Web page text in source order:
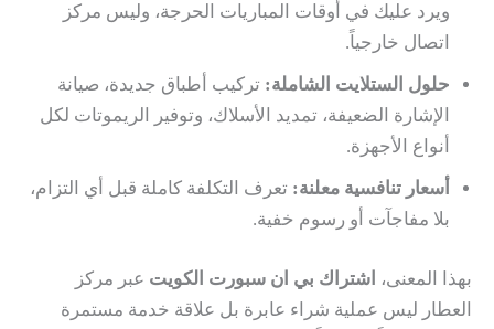
ويرد عليك في أوقات المباريات الحرجة، وليس مركز
اتصال خارجياً.
حلول الستلايت الشاملة: تركيب أطباق جديدة، صيانة
الإشارة الضعيفة، تمديد الأسلاك، وتوفير الريموتات لكل
أنواع الأجهزة.
أسعار تنافسية معلنة: تعرف التكلفة كاملة قبل أي التزام،
بلا مفاجآت أو رسوم خفية.
بهذا المعنى، اشتراك بي ان سبورت الكويت عبر مركز
العطار ليس عملية شراء عابرة بل علاقة خدمة مستمرة